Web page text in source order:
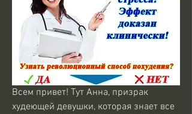
Всем привет! Тут Анна, призрак
худеющей девушки, которая знает все